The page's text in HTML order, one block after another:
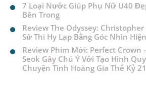
7 Loại Nước Giúp Phụ Nữ U40
Bên Trong
Review The Odyssey:
Sử Thi Hy Lạp Bằng Góc Nhìn
Review Phim Mới: Perfect Crown
Seok Gây Chú Ý Với Tạo Hình
Chuyện Tình Hoàng Gia Thế Kỷ 21